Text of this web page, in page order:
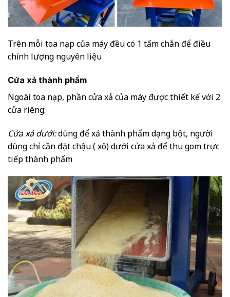
Trên mỗi toa nạp của máy đều có 1 tấm chắn để điều
chỉnh lượng nguyên liệu
Cửa xả thành phẩm
Ngoài toa nạp, phần cửa xả của máy được thiết kế với 2
cửa riêng:
Cửa xả dưới:dùng để xả thành phẩm dạng bột, người
dùng chỉ cần đặt chậu ( xô) dưới cửa xả để thu gom trực
tiếp thành phẩm